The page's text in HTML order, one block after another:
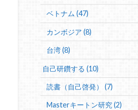
ベトナム (47)
カンボジア (8)
台湾 (8)
自己研鑽する (10)
読書（自己啓発） (7)
Masterキートン研究 (2)